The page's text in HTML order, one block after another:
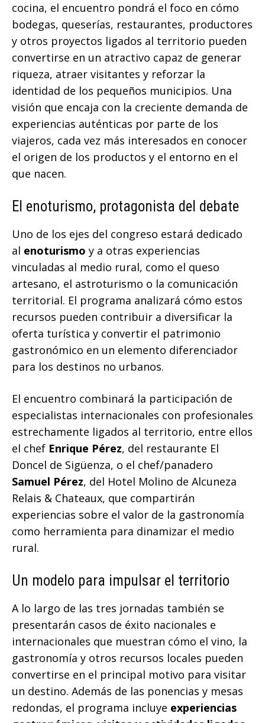
cocina, el encuentro pondrá el foco en cómo
bodegas, queserías, restaurantes, productores
y otros proyectos ligados al territorio pueden
convertirse en un atractivo capaz de generar
riqueza, atraer visitantes y reforzar la
identidad de los pequeños municipios. Una
visión que encaja con la creciente demanda de
experiencias auténticas por parte de los
viajeros, cada vez más interesados en conocer
el origen de los productos y el entorno en el
que nacen.
El enoturismo, protagonista del debate
Uno de los ejes del congreso estará dedicado
al enoturismo y a otras experiencias
vinculadas al medio rural, como el queso
artesano, el astroturismo o la comunicación
territorial. El programa analizará cómo estos
recursos pueden contribuir a diversificar la
oferta turística y convertir el patrimonio
gastronómico en un elemento diferenciador
para los destinos no urbanos.
El encuentro combinará la participación de
especialistas internacionales con profesionales
estrechamente ligados al territorio, entre ellos
el chef Enrique Pérez, del restaurante El
Doncel de Sigüenza, o el chef/panadero
Samuel Pérez, del Hotel Molino de Alcuneza
Relais & Chateaux, que compartirán
experiencias sobre el valor de la gastronomía
como herramienta para dinamizar el medio
rural.
Un modelo para impulsar el territorio
A lo largo de las tres jornadas también se
presentarán casos de éxito nacionales e
internacionales que muestran cómo el vino, la
gastronomía y otros recursos locales pueden
convertirse en el principal motivo para visitar
un destino. Además de las ponencias y mesas
redondas, el programa incluye experiencias